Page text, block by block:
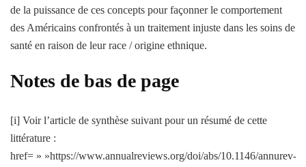
de la puissance de ces concepts pour façonner le comportement
des Américains confrontés à un traitement injuste dans les soins de
santé en raison de leur race / origine ethnique.
Notes de bas de page
[i] Voir l’article de synthèse suivant pour un résumé de cette
littérature :
href= » »https://www.annualreviews.org/doi/abs/10.1146/annurev-